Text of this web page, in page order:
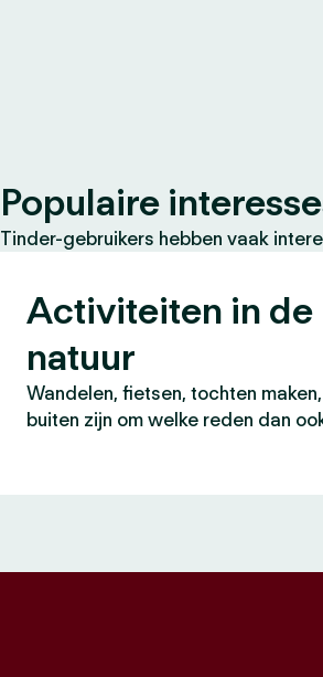
Populaire
Tinder-gebruikers hebben vaak
Activiteiten in de
natuur
Wandelen, fietsen, tochten maken,
buiten zijn om welke reden dan